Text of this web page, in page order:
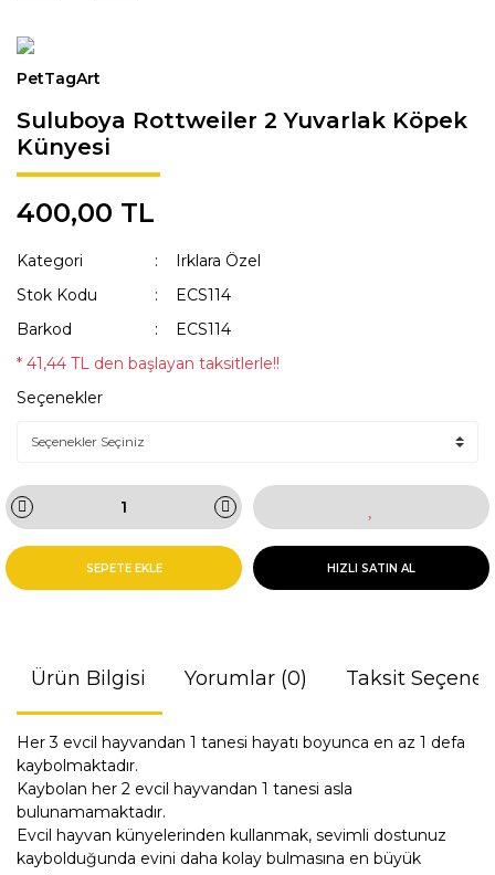
PetTagArt
Suluboya Rottweiler 2 Yuvarlak Köpek
Künyesi
400,00 TL
Kategori
Irklara Özel
Stok Kodu
ECS114
Barkod
ECS114
* 41,44 TL den başlayan taksitlerle!!
Seçenekler
SEPETE EKLE HIZLI SATIN AL
Ürün Bilgisi Yorumlar (0) Taksit
Her 3 evcil hayvandan 1 tanesi hayatı boyunca en az 1 defa
kaybolmaktadır.
Kaybolan her 2 evcil hayvandan 1 tanesi asla
bulunamamaktadır.
Evcil hayvan künyelerinden kullanmak, sevimli dostunuz
kaybolduğunda evini daha kolay bulmasına en büyük